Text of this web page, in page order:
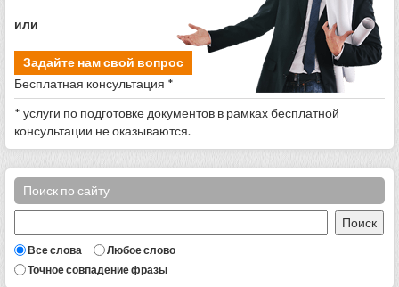
или
Задайте нам свой вопрос
Бесплатная консультация *
* услуги по подготовке документов в рамках бесплатной
консультации не оказываются.
Поиск по сайту
Все слова
Любое слово
Точное совпадение фразы